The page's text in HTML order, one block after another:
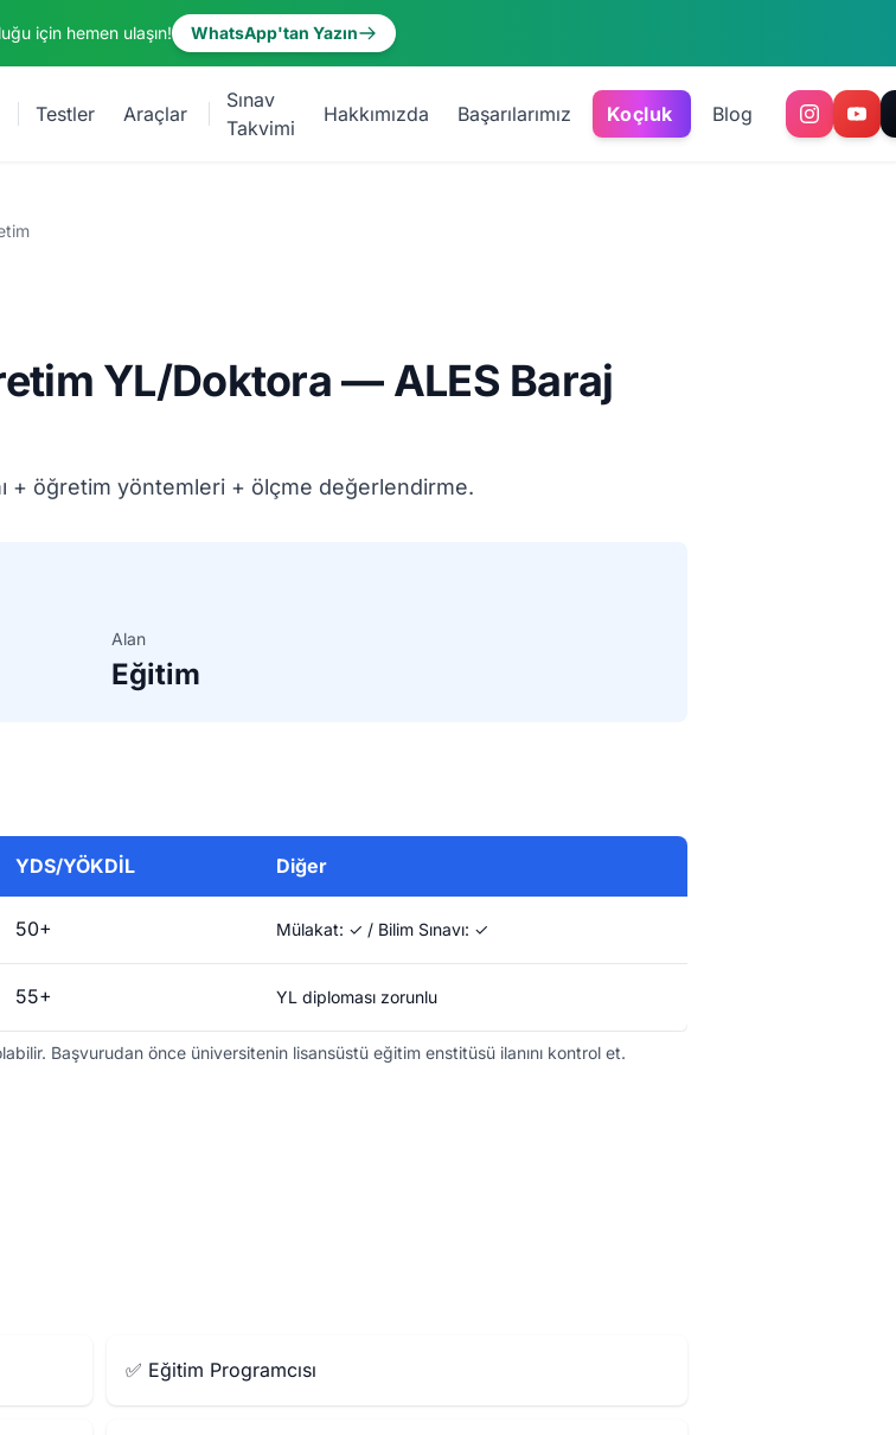
için hemen ulaşın! WhatsApp'tan Yazın
Testler Araçlar
Sınav
Takvimi
Hakkımızda Başarılarımız Koçluk Blog
YL/Doktora — ALES Baraj
+ öğretim yöntemleri + ölçme değerlendirme.
Alan
Eğitim
YDS/YÖKDİL Diğer
50+ Mülakat: ✓ / Bilim Sınavı: ✓
55+ YL diploması zorunlu
Başvurudan önce üniversitenin lisansüstü eğitim enstitüsü ilanını kontrol et.
✅ Eğitim Programcısı